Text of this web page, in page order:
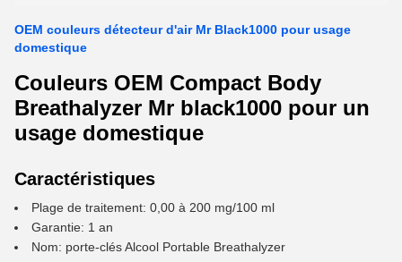
OEM couleurs détecteur d'air Mr Black1000 pour usage
domestique
Couleurs OEM Compact Body
Breathalyzer Mr black1000 pour un
usage domestique
Caractéristiques
Plage de traitement: 0,00 à 200 mg/100 ml
Garantie: 1 an
Nom: porte-clés Alcool Portable Breathalyzer